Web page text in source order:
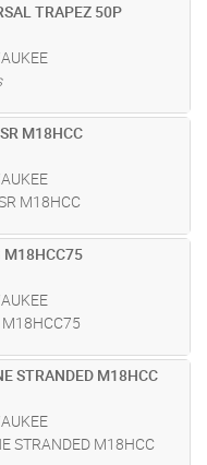
TRAPEZ 50P
M18HCC
M18HCC
M18HCC75
M18HCC75
STRANDED M18HCC
STRANDED M18HCC